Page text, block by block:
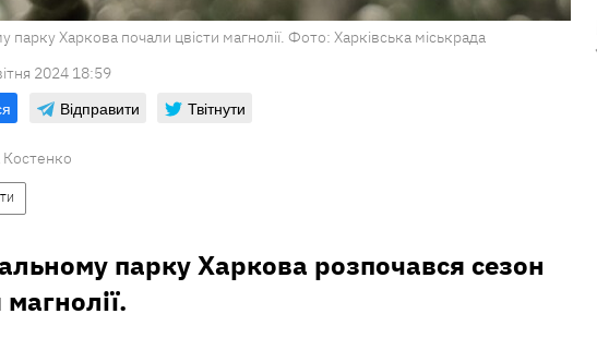
парку Харкова почали цвісти магнолії. Фото: Харківська міськрада
2024 18:59
Відправити Твітнути
Костенко
парку Харкова розпочався сезон
магнолії.